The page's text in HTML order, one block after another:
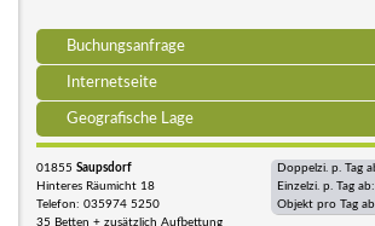
Buchungsanfrage
Internetseite
Geografische Lage
01855 Saupsdorf
Hinteres Räumicht 18
Telefon: 035974 5250
35 Betten + zusätzlich Aufbettung
Doppelzi. p. Tag
Einzelzi. p. Tag ab:
Objekt pro Tag